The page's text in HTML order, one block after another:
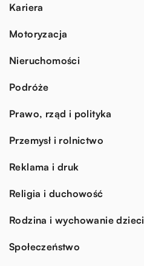
Kariera
Motoryzacja
Nieruchomości
Podróże
Prawo, rząd i polityka
Przemysł i rolnictwo
Reklama i druk
Religia i duchowość
Rodzina i wychowanie dzieci
Społeczeństwo